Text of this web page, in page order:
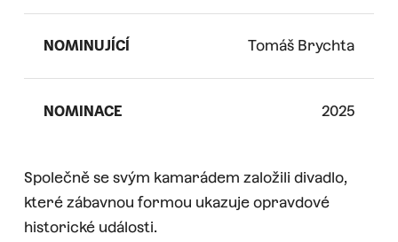
NOMINUJÍCÍ Tomáš Brychta
NOMINACE 2025
Společně se svým kamarádem založili divadlo,
které zábavnou formou ukazuje opravdové
historické události.